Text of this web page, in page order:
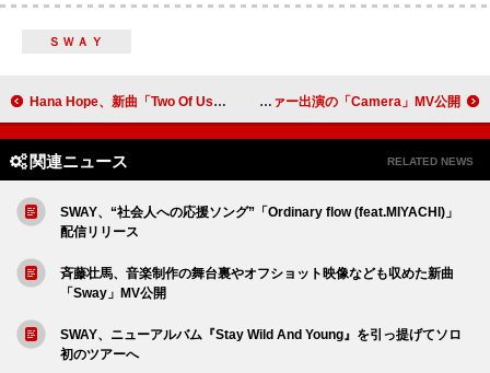
ＳＷＡＹ
Hana Hope、新曲「Two Of Us」がアニメ 『永久のユウグレ』EDテーマに決定 エド・シーラン、フィービー・ディネヴァー出演の「Camera」MV公開
関連ニュース RELATED NEWS
SWAY、“社会人への応援ソング”「Ordinary flow (feat.MIYACHI)」
配信リリース
斉藤壮馬、音楽制作の舞台裏やオフショット映像なども収めた新曲
「Sway」MV公開
SWAY、ニューアルバム『Stay Wild And Young』を引っ提げてソロ
初のツアーへ